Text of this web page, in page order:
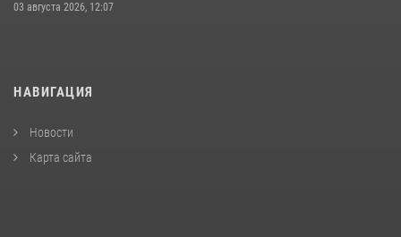
03 августа 2026, 12:07
НАВИГАЦИЯ
Новости
Карта сайта